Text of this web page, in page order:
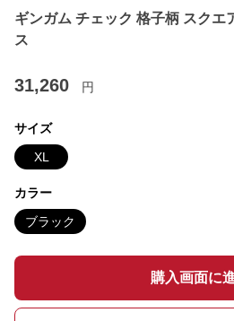
ギンガム チェック 格子柄 スクエ
ス
31,260 円
サイズ
XL
カラー
ブラック
購入画面に